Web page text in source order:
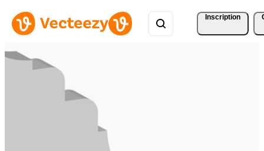
Inscription